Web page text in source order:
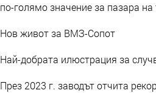
по-голямо значение за пазара
Нов живот за ВМЗ-Сопот
Най-добрата илюстрация за
През 2023 г. заводът отчита